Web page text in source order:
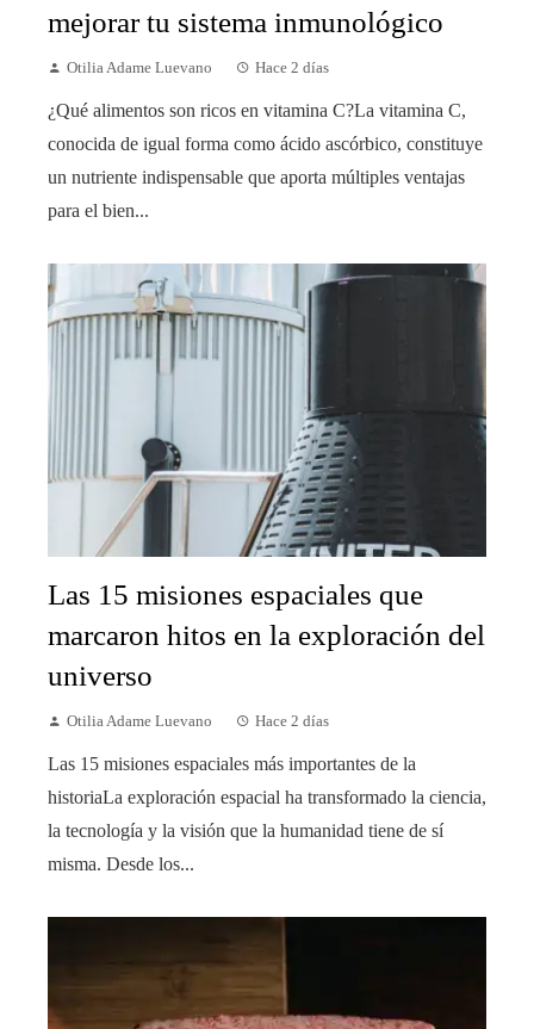
mejorar tu sistema inmunológico
Otilia Adame Luevano Hace 2 días
¿Qué alimentos son ricos en vitamina C?La vitamina C,
conocida de igual forma como ácido ascórbico, constituye
un nutriente indispensable que aporta múltiples ventajas
para el bien...
Las 15 misiones espaciales que
marcaron hitos en la exploración del
universo
Otilia Adame Luevano Hace 2 días
Las 15 misiones espaciales más importantes de la
historiaLa exploración espacial ha transformado la ciencia,
la tecnología y la visión que la humanidad tiene de sí
misma. Desde los...